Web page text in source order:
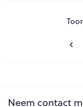
Neem contact